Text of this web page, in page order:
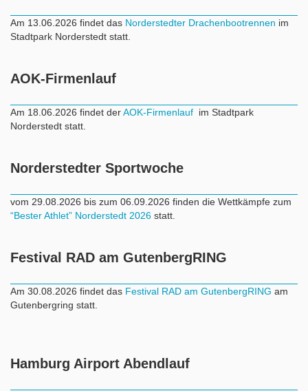
Am 13.06.2026 findet das Norderstedter Drachenbootrennen im
Stadtpark Norderstedt statt.
AOK-Firmenlauf
Am 18.06.2026 findet derAOK-Firmenlauf im Stadtpark
Norderstedt statt.
Norderstedter Sportwoche
vom 29.08.2026 bis zum 06.09.2026 finden die Wettkämpfe zum
“Bester Athlet” Norderstedt 2026 statt.
Festival RAD am GutenbergRING
Am 30.08.2026 findet das Festival RAD am GutenbergRING am
Gutenbergring statt.
Hamburg Airport Abendlauf